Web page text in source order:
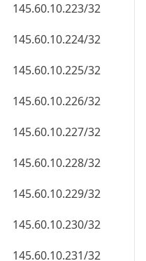
145.60.10.223/32
145.60.10.224/32
145.60.10.225/32
145.60.10.226/32
145.60.10.227/32
145.60.10.228/32
145.60.10.229/32
145.60.10.230/32
145.60.10.231/32